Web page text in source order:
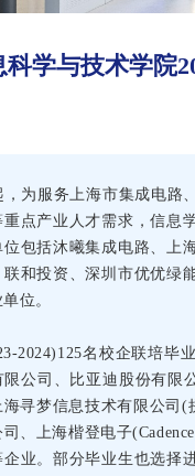
学与技术学院
，为服务上海市集成电路
重点产业人才需求，信息
位包括沐曦集成电路、上
联和投资、深圳市优优绿
位。
2024)125名校企联培毕
限公司、比亚迪股份有限
海寻梦信息技术有限公司
、上海楷登电子
企业。部分毕业生也选择